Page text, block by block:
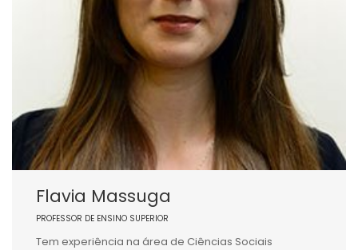
Flavia Massuga
PROFESSOR DE ENSINO SUPERIOR
Tem experiência na área de Ciências Sociais